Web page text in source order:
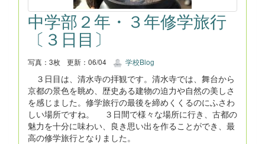
中学部２年・３年修学旅行
〔３日目〕
写真：3枚 更新：06/04 学校Blog
３日目は、清水寺の拝観です。清水寺では、舞台から
京都の景色を眺め、歴史ある建物の迫力や自然の美しさ
を感じました。修学旅行の最後を締めくくるのにふさわ
しい場所ですね。 ３日間で様々な場所に行き、古都の
魅力を十分に味わい、良き思い出を作ることができ、最
高の修学旅行となりました。